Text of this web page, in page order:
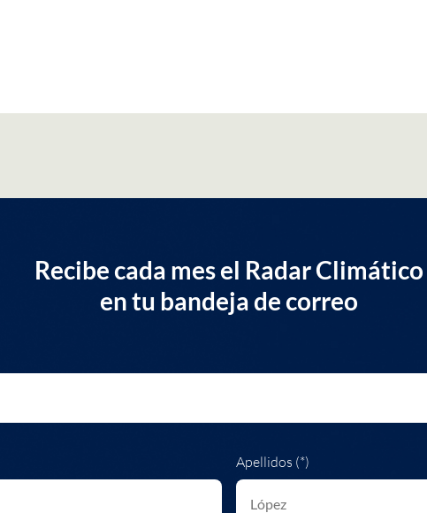
Recibe cada mes el Radar Climático
en tu bandeja de correo
Apellidos (*)